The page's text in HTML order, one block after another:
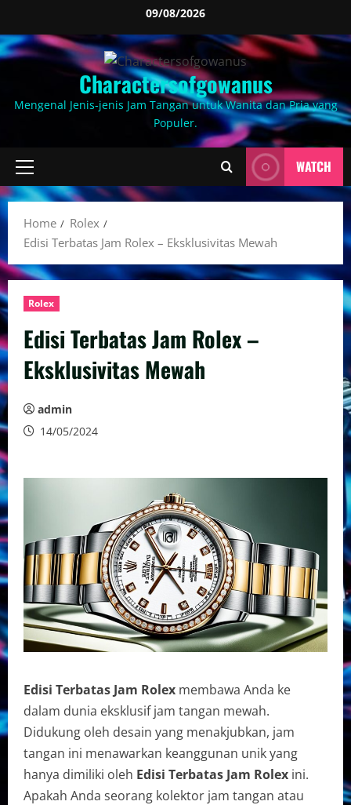
to
content
09/08/2026
Charactersofgowanus
Mengenal Jenis-jenis Jam Tangan untuk Wanita dan Pria yang
Populer.
Primary
Menu
WATCH
Home
Rolex
Edisi Terbatas Jam Rolex – Eksklusivitas Mewah
Rolex
Edisi Terbatas Jam Rolex –
Eksklusivitas Mewah
admin
14/05/2024
Edisi Terbatas Jam Rolex membawa Anda ke
dalam dunia eksklusif jam tangan mewah.
Didukung oleh desain yang menakjubkan, jam
tangan ini menawarkan keanggunan unik yang
hanya dimiliki oleh Edisi Terbatas Jam Rolex ini.
Apakah Anda seorang kolektor jam tangan atau